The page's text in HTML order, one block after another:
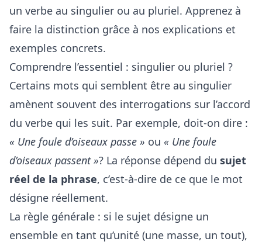
un verbe au singulier ou au pluriel. Apprenez à
faire la distinction grâce à nos explications et
exemples concrets.
Comprendre l’essentiel : singulier ou pluriel ?
Certains mots qui semblent être au singulier
amènent souvent des interrogations sur l’accord
du verbe qui les suit. Par exemple, doit-on dire :
« Une foule d’oiseaux passe » ou « Une foule
d’oiseaux passent »? La réponse dépend du sujet
réel de la phrase, c’est-à-dire de ce que le mot
désigne réellement.
La règle générale : si le sujet désigne un
ensemble en tant qu’unité (une masse, un tout),